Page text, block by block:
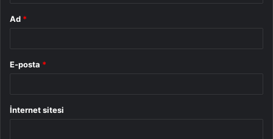
Ad *
E-posta *
İnternet sitesi